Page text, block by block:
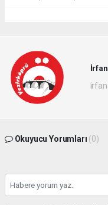
Okuyucu Yorumları (0)